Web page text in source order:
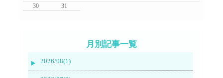
30
31
月別記事一覧
2026/08(1)